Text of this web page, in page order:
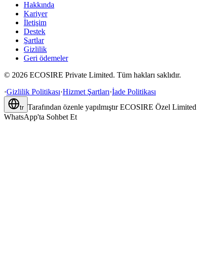
Hakkında
Kariyer
İletişim
Destek
Şartlar
Gizlilik
Geri ödemeler
© 2026 ECOSIRE Private Limited. Tüm hakları saklıdır.
·Gizlilik Politikası·Hizmet Şartları·İade Politikası
tr Tarafından özenle yapılmıştır ECOSIRE Özel Limited
WhatsApp'ta Sohbet Et